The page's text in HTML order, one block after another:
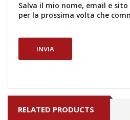
Salva il mio nome, email e
per la prossima volta che
RELATED PRODUCTS